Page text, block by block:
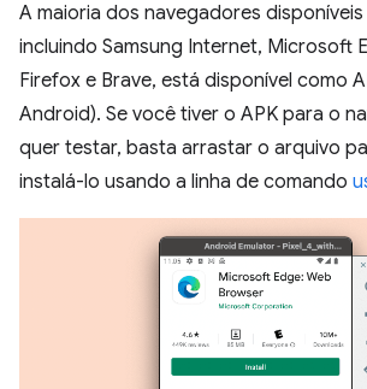
A maioria dos navegadores
incluindo Samsung Internet, Microsoft
Firefox e Brave, está disponível como
Android). Se você tiver o APK para o
quer testar, basta arrastar o arquivo
instalá-lo usando a linha de comando